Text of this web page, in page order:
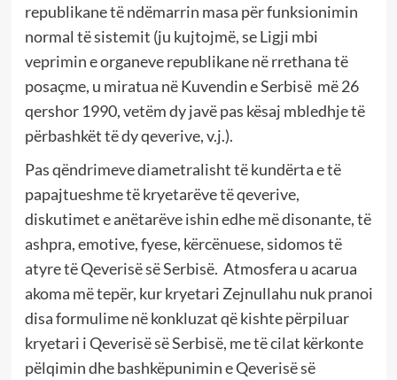
republikane të ndëmarrin masa për funksionimin
normal të sistemit (ju kujtojmë, se Ligji mbi
veprimin e organeve republikane në rrethana të
posaçme, u miratua në Kuvendin e Serbisë më 26
qershor 1990, vetëm dy javë pas kësaj mbledhje të
përbashkët të dy qeverive, v.j.).
Pas qëndrimeve diametralisht të kundërta e të
papajtueshme të kryetarëve të qeverive,
diskutimet e anëtarëve ishin edhe më disonante, të
ashpra, emotive, fyese, kërcënuese, sidomos të
atyre të Qeverisë së Serbisë. Atmosfera u acarua
akoma më tepër, kur kryetari Zejnullahu nuk pranoi
disa formulime në konkluzat që kishte përpiluar
kryetari i Qeverisë së Serbisë, me të cilat kërkonte
pëlqimin dhe bashkëpunimin e Qeverisë së